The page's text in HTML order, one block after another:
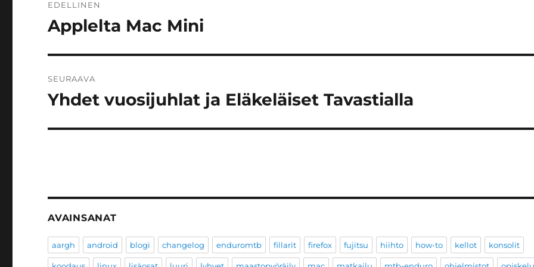
selaus
EDELLINEN
Edellinen
Applelta Mac Mini
SEURAAVA
Seuraava
Yhdet vuosijuhlat ja Eläkeläiset Tavastialla
AVAINSANAT
aargh android blogi changelog enduromtb fillarit firefox fujitsu hiihto how-to kellot konsolit